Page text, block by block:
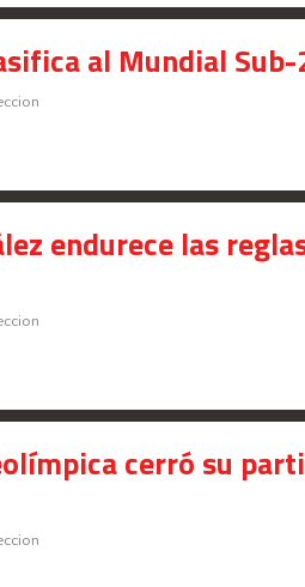
al Mundial
endurece las
cerró su